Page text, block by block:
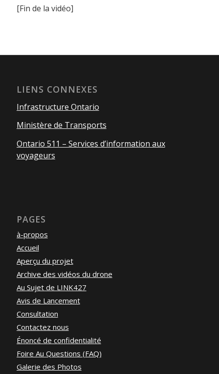
[Fin de la vidéo]
LIENS CONNEXES
Infrastructure Ontario
Ministère de Transports
Ontario 511 – Services d’information aux
voyageurs
PAGES
à-propos
Accueil
Aperçu du projet
Archive des vidéos du drone
Au Sujet de LINK427
Avis de Lancement
Consultation
Contactez nous
Énoncé de confidentialité
Foire Au Questions (FAQ)
Galerie des Photos